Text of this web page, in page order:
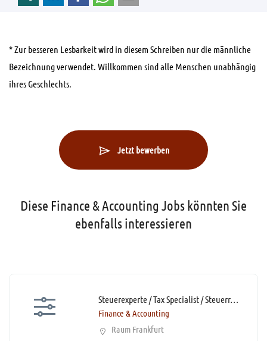
* Zur besseren Lesbarkeit wird in diesem Schreiben nur die männliche
Bezeichnung verwendet. Willkommen sind alle Menschen unabhängig
ihres Geschlechts.
Jetzt bewerben
Diese Finance & Accounting Jobs könnten Sie
ebenfalls interessieren
Steuerexperte / Tax Specialist / Steuerreferent / Steuerfachwirt (m/w/d)* mit Homeoffice
Finance & Accounting
Raum Frankfurt